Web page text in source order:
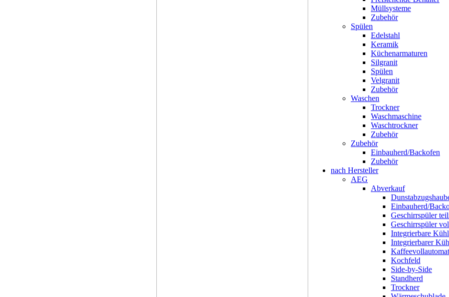
Müllsysteme
Zubehör
Spülen
Edelstahl
Keramik
Küchenarmaturen
Silgranit
Spülen
Velgranit
Zubehör
Waschen
Trockner
Waschmaschine
Waschtrockner
Zubehör
Zubehör
Einbauherd/Backofen
Zubehör
nach Hersteller
AEG
Abverkauf
Einbauherd/
Geschirrspüler
Geschirrspüler
Integrierbare
Integrierbarer
Kochfeld
Side-by-Side
Standherd
Trockner